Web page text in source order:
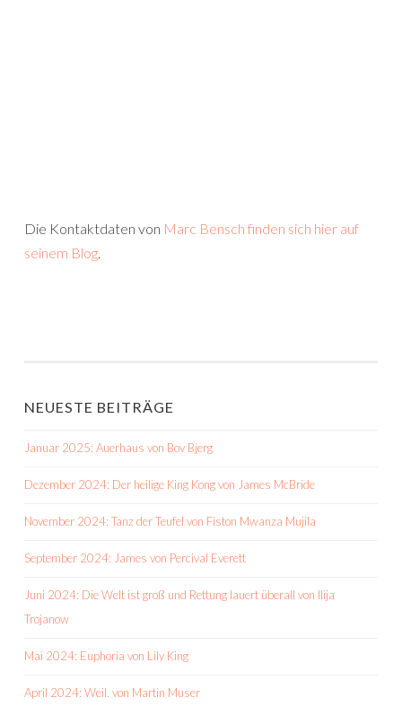
Die Kontaktdaten von Marc Bensch finden sich hier auf
seinem Blog.
NEUESTE BEITRÄGE
Januar 2025: Auerhaus von Bov Bjerg
Dezember 2024: Der heilige King Kong von James McBride
November 2024: Tanz der Teufel von Fiston Mwanza Mujila
September 2024: James von Percival Everett
Juni 2024: Die Welt ist groß und Rettung lauert überall von Ilija
Trojanow
Mai 2024: Euphoria von Lily King
April 2024: Weil. von Martin Muser